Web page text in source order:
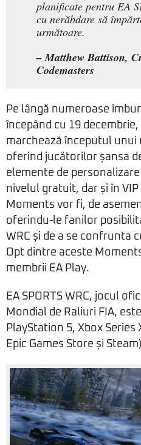
planificate pentru EA
cu nerăbdare să
următoare.
– Matthew Battison,
Codemasters
Pe lângă numeroase
începând cu 19
marchează începutul unui
oferind jucătorilor șansa
elemente de
nivelul gratuit, dar și în VIP
Moments vor fi, de
oferindu-le fanilor
WRC și de a se confrunta
Opt dintre aceste
membrii EA Play.
EA SPORTS WRC, jocul
Mondial de Raliuri FIA,
PlayStation 5, Xbox Series
Epic Games Store și